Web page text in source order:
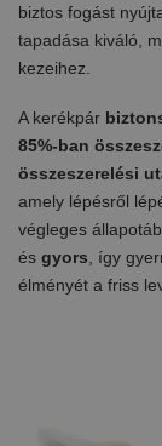
biztos fogást
tapadása kiváló,
kezeihez.
A kerékpár
85%-ban
összeszerelési
amely lépésről
végleges
és gyors, így
élményét a friss